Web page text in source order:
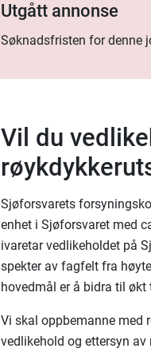
Utgått annonse
Søknadsfristen for denne
Vil du
Sjøforsvarets
enhet i Sjøforsvaret med
ivaretar vedlikeholdet på
spekter av fagfelt fra
hovedmål er å bidra til
Vi skal oppbemanne med
vedlikehold og ettersyn